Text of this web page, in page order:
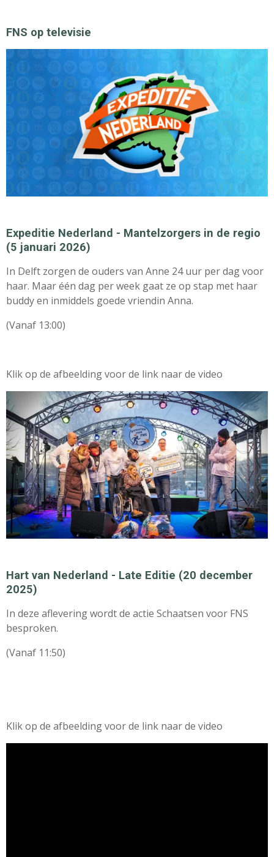
FNS op televisie
Expeditie Nederland - Mantelzorgers in de regio
(5 januari 2026)
In Delft zorgen de ouders van Anne 24 uur per dag voor
haar. Maar één dag per week gaat ze op stap met haar
buddy en inmiddels goede vriendin Anna.
(Vanaf 13:00)
Klik op de afbeelding voor de link naar de video
Hart van Nederland - Late Editie (20 december
2025)
In deze aflevering wordt de actie Schaatsen voor FNS
besproken.
(Vanaf 11:50)
Klik op de afbeelding voor de link naar de video